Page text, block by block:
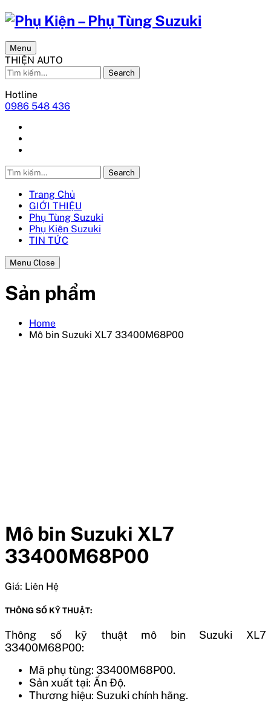
Menu
THIỆN AUTO
Search
Hotline
0986 548 436
Search
Trang Chủ
GIỚI THIỆU
Phụ Tùng Suzuki
Phụ Kiện Suzuki
TIN TỨC
Menu Close
Sản phẩm
Home
Mô bin Suzuki XL7 33400M68P00
Mô bin Suzuki XL7
33400M68P00
Giá: Liên Hệ
THÔNG SỐ KỸ THUẬT:
Thông số kỹ thuật mô bin Suzuki XL7
33400M68P00:
Mã phụ tùng: 33400M68P00.
Sản xuất tại: Ấn Độ.
Thương hiệu: Suzuki chính hãng.